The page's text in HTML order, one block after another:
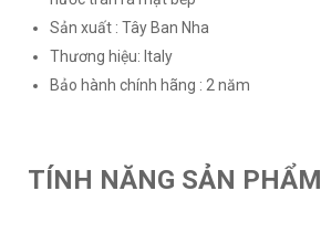
Sản xuất : Tây Ban Nha
Thương hiệu: Italy
Bảo hành chính hãng : 2 năm
TÍNH NĂNG SẢN PHẨM